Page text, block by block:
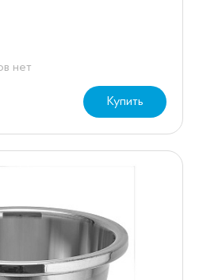
нет
Купить